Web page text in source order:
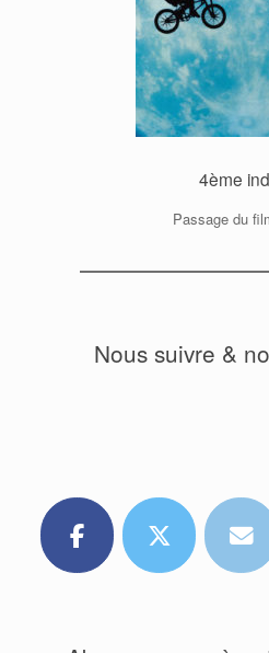
4ème
Passage du
Nous suivre &